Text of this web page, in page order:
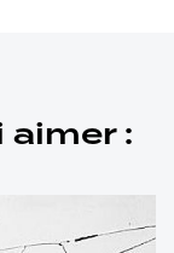
aimer :